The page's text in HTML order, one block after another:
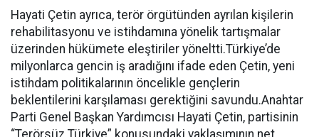
Hayati Çetin ayrıca, terör örgütünden ayrılan kişilerin
rehabilitasyonu ve istihdamına yönelik tartışmalar
üzerinden hükümete eleştiriler yöneltti.Türkiye’de
milyonlarca gencin iş aradığını ifade eden Çetin, yeni
istihdam politikalarının öncelikle gençlerin
beklentilerini karşılaması gerektiğini savundu.Anahtar
Parti Genel Başkan Yardımcısı Hayati Çetin, partisinin